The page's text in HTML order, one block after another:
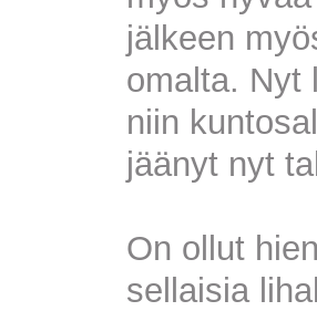
jälkeen
omalta. Nyt
niin
jäänyt nyt
On ollut
sellaisia